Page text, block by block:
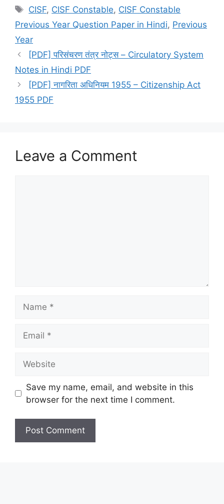
Tags
CISF, CISF Constable, CISF Constable
Previous Year Question Paper in Hindi, Previous
Year
[PDF] परिसंचरण तंत्र नोट्स – Circulatory System
Notes in Hindi PDF
[PDF] नागरिता अधिनियम 1955 – Citizenship Act
1955 PDF
Leave a Comment
Save my name, email, and website in this
browser for the next time I comment.